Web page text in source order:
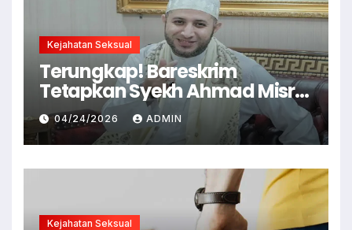
Kejahatan Seksual
Terungkap! Bareskrim
Tetapkan Syekh Ahmad Misry
Tersangka, Kasus Dugaan
Pelecehan Seksual
04/24/2026 ADMIN
Kejahatan Seksual